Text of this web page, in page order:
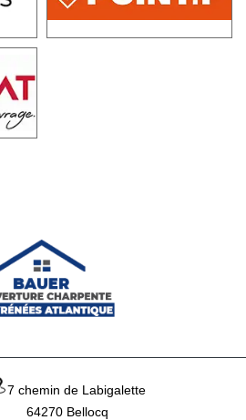
7 chemin de Labigalette
64270 Bellocq